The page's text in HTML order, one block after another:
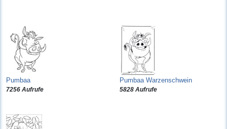
Pumbaa
7256 Aufrufe
Pumbaa Warzenschwein
5828 Aufrufe